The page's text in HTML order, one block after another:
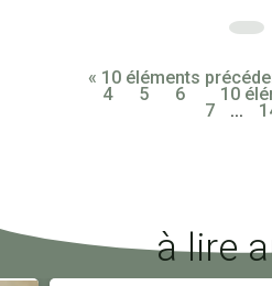
« 10 éléments
10
4 5 6
7 ...
à lire